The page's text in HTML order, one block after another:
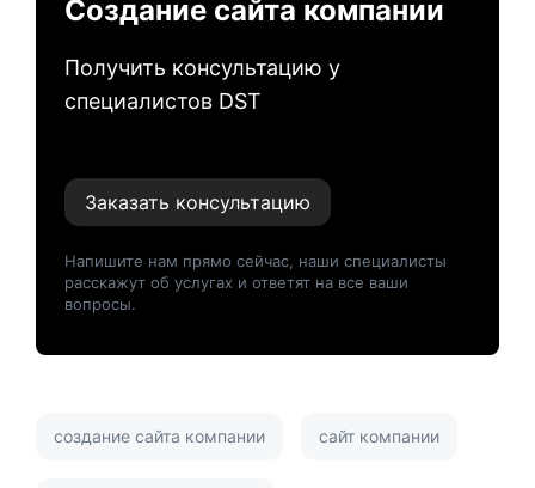
Создание сайта компании
Получить консультацию у
специалистов DST
Заказать консультацию
Напишите нам прямо сейчас, наши специалисты
расскажут об услугах и ответят на все ваши
вопросы.
создание сайта компании сайт компании